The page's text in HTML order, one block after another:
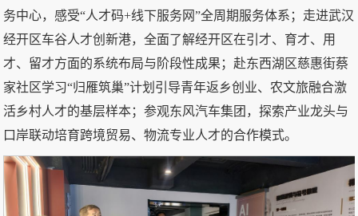
务中心，感受“人才码+线下服务网”全周期服务体系；走进武汉
经开区车谷人才创新港，全面了解经开区在引才、育才、用
才、留才方面的系统布局与阶段性成果；赴东西湖区慈惠街蔡
家社区学习“归雁筑巢”计划引导青年返乡创业、农文旅融合激
活乡村人才的基层样本；参观东风汽车集团，探索产业龙头与
口岸联动培育跨境贸易、物流专业人才的合作模式。